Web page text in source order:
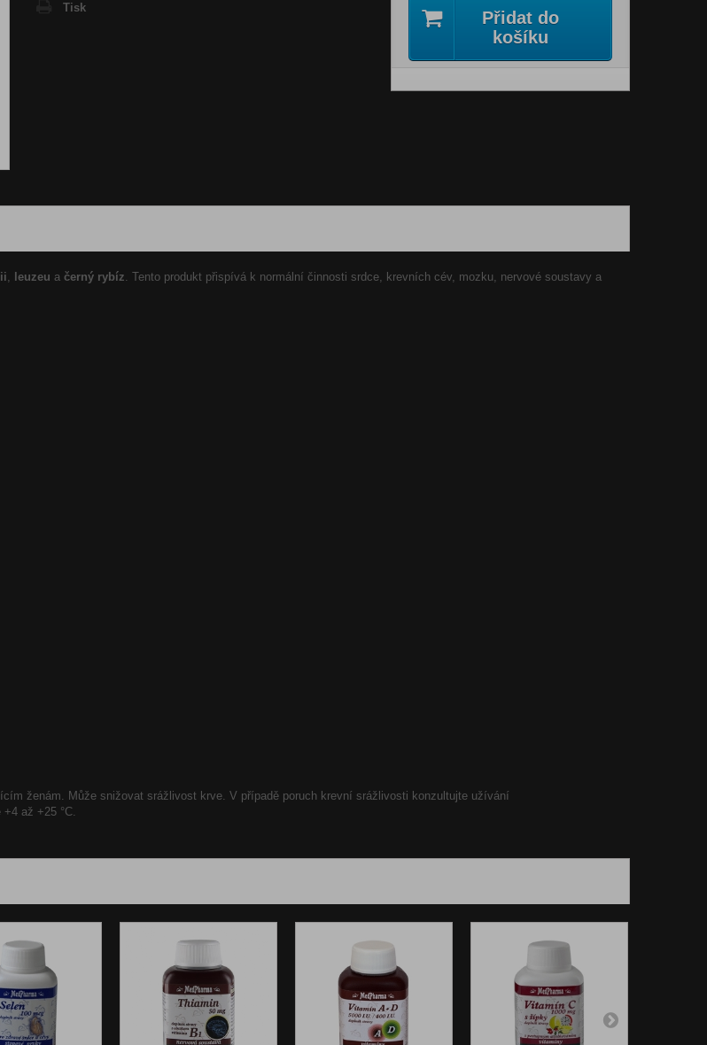
Tisk
Přidat do
košíku
, leuzeu a černý rybíz. Tento produkt přispívá k normální činnosti srdce, krevních cév, mozku, nervové soustavy a
ženám. Může snižovat srážlivost krve. V případě poruch krevní srážlivosti konzultujte užívání
až +25 °C.